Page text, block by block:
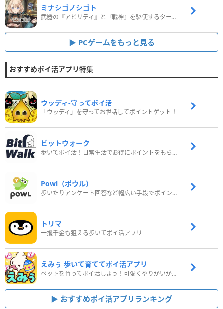
ミナシゴノシゴト
武器の『アビリティ』と『戦神』を駆使するターン制コマンドバトルRPG！
PCゲームをもっと見る
おすすめポイ活アプリ特集
ウッディ‐守ってポイ活
「ウッディ」を守ってお世話してポイントゲット！
ビットウォーク
歩いてポイ活！日常生活でお得にポイントをもらおう
Powl（ポウル）
歩いたりアンケート回答など幅広い手段でポイントをゲット
トリマ
一攫千金も狙える歩いてポイ活アプリ
えみぅ 歩いて育ててポイ活アプリ
ペットを育ってポイ活しよう！可愛くやりがいがある新感覚アプリ
おすすめポイ活アプリランキング